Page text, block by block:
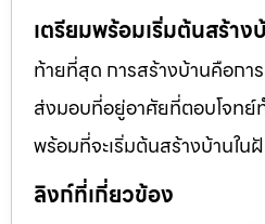
เตรียมพร้อมเริ่มต้นสร้าง
ท้ายที่สุด การสร้างบ้านคือกา
ส่งมอบที่อยู่อาศัยที่ตอบโจทย์
พร้อมที่จะเริ่มต้นสร้างบ้านใน
ลิงก์ที่เกี่ยวข้อง